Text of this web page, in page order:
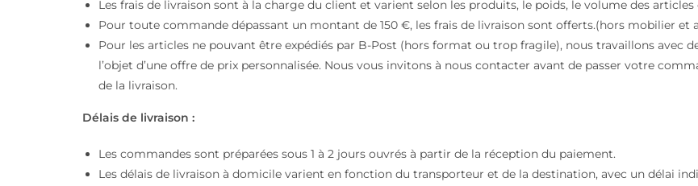
Les frais de livraison sont à la charge du client et varient selon les produits, le poids, le volume des
Pour toute commande dépassant un montant de 150 €, les frais de livraison sont offerts.(hors mobilier et
Pour les articles ne pouvant être expédiés par B-Post (hors format ou trop fragile), nous travaillons avec
l’objet d’une offre de prix personnalisée. Nous vous invitons à nous contacter avant de passer votre
de la livraison.
Délais de livraison :
Les commandes sont préparées sous 1 à 2 jours ouvrés à partir de la réception du paiement.
Les délais de livraison à domicile varient en fonction du transporteur et de la destination, avec un délai